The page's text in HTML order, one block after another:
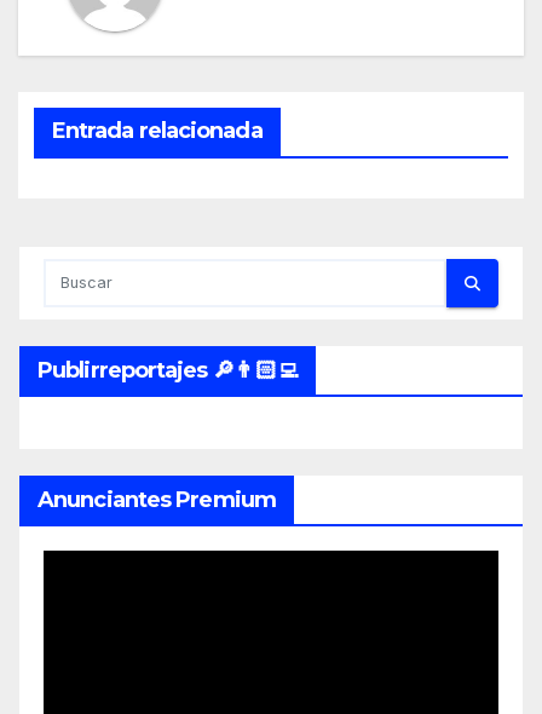
Entrada relacionada
Publirreportajes 🔎👨🏻‍💻
Anunciantes Premium